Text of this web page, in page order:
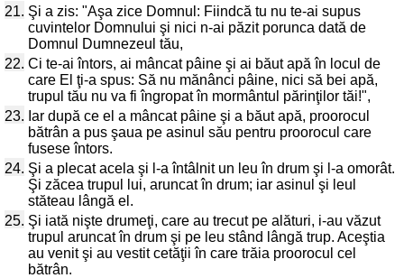
21. Şi a zis: "Aşa zice Domnul: Fiindcă tu nu te-ai supus
cuvintelor Domnului şi nici n-ai păzit porunca dată de
Domnul Dumnezeul tău,
22. Ci te-ai întors, ai mâncat pâine şi ai băut apă în locul de
care El ţi-a spus: Să nu mănânci pâine, nici să bei apă,
trupul tău nu va fi îngropat în mormântul părinţilor tăi!",
23. Iar după ce el a mâncat pâine şi a băut apă, proorocul
bătrân a pus şaua pe asinul său pentru proorocul care
fusese întors.
24. Şi a plecat acela şi l-a întâlnit un leu în drum şi l-a omorât.
Şi zăcea trupul lui, aruncat în drum; iar asinul şi leul
stăteau lângă el.
25. Şi iată nişte drumeţi, care au trecut pe alături, i-au văzut
trupul aruncat în drum şi pe leu stând lângă trup. Aceştia
au venit şi au vestit cetăţii în care trăia proorocul cel
bătrân.